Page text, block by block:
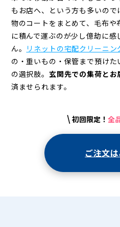
もお店へ、という方も多いの
物のコートをまとめて、毛布
に積んで運ぶのが少し億劫に
ん。 リネットの宅配クリーニン
の・重いもの・保管まで預け
の選択肢。 玄関先での集荷とお
済ませられます。
\ 初回限定！ 全
ご注文